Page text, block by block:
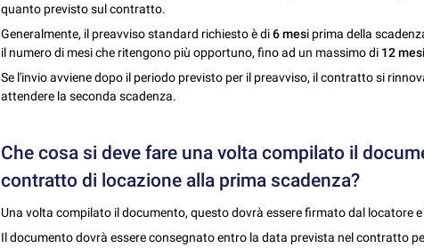
quanto previsto sul contratto.
Generalmente, il preavviso standard richiesto è di6 mesi prima della
il numero di mesi che ritengono più opportuno, fino ad un massimo di 12
Se l'invio avviene dopo il periodo previsto per il preavviso, il contratto si
attendere la seconda scadenza.
Che cosa si deve fare una volta compilato il
contratto di locazione alla prima scadenza?
Una volta compilato il documento, questo dovrà essere firmato dal locatore
Il documento dovrà essere consegnato entro la data prevista nel contratto